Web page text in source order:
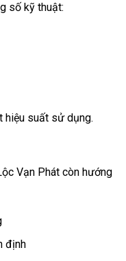
số kỹ thuật:
hiệu suất sử dụng.
Vạn Phát còn hướng
định